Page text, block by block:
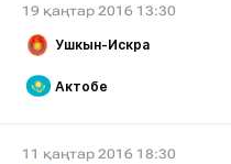
19 қаңтар 2016 13:30
Ушкын-Искра
Актобе
11 қаңтар 2016 18:30